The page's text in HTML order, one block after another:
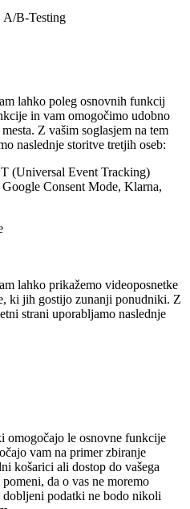
A/B-Testing
lahko poleg osnovnih funkcij
in vam omogočimo udobno
Z vašim soglasjem na tem
naslednje storitve tretjih oseb:
(Universal Event Tracking)
Consent Mode, Klarna,
lahko prikažemo videoposnetke
ki jih gostijo zunanji ponudniki. Z
strani uporabljamo naslednje
omogočajo le osnovne funkcije
vam na primer zbiranje
košarici ali dostop do vašega
da o vas ne moremo
dobljeni podatki ne bodo nikoli